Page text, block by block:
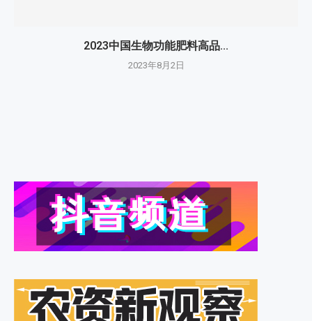
2023中国生物功能肥料高品...
2023年8月2日